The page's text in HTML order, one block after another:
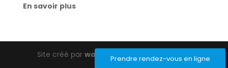
Prendre rendez-vous en ligne
En savoir plus
Site créé parwordpress-barcelona.com